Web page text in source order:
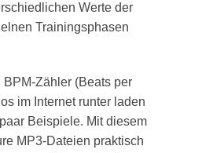
Werte der
Trainingsphasen
Zähler (Beats per
im Internet runter laden
Beispiele. Mit diesem
MP3-Dateien praktisch